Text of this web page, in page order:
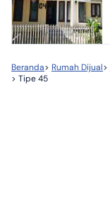
Beranda> Rumah Dijual>
> Tipe 45